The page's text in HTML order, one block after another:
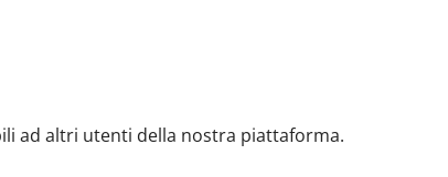
ad altri utenti della nostra piattaforma.